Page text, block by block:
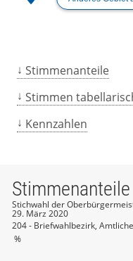
Stimmenanteile
Stimmen
Kennzahlen
%
Stimmenanteile
Stichwahl der
29. März 2020
204 - Briefwahlbezirk,